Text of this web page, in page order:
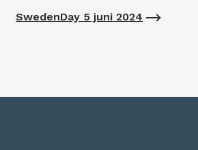
SwedenDay 5 juni 2024